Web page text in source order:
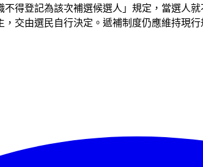
得登記為該次補選候選人」規定，當選人
交由選民自行決定。遞補制度仍應維持現